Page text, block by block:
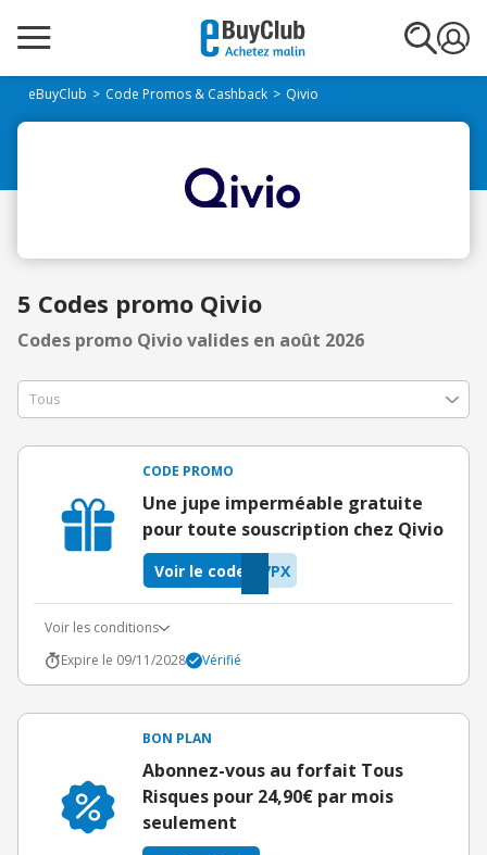
eBuyClub Code Promos & Cashback Qivio
5 Codes promo Qivio
Codes promo Qivio valides en août 2026
CODE PROMO
Une jupe imperméable gratuite
pour toute souscription chez Qivio
7PX
Voir le code
Voir les conditions
Expire le 09/11/2028
Vérifié
BON PLAN
Abonnez-vous au forfait Tous
Risques pour 24,90€ par mois
seulement